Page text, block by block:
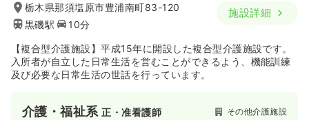
栃木県那須塩原市豊浦南町83-120
黒磯駅
10分
施設詳細
【複合型介護施設】平成15年に開設した複合型介護施設です。
入所者が自立した日常生活を営むことができるよう、機能訓練
及び必要な日常生活の世話を行っています。
介護・福祉系正・准看護師 その他介護施設